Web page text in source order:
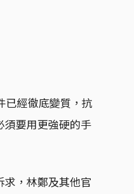
已經徹底變質，抗
須要用更強硬的手
，林鄭及其他官